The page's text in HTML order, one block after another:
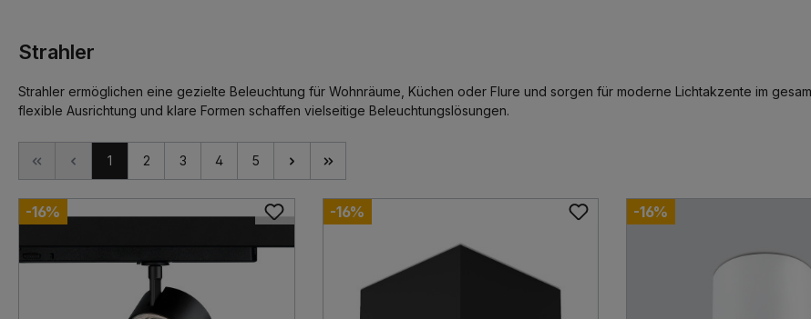
Strahler
Strahler ermöglichen eine gezielte Beleuchtung für Wohnräume, Küchen oder Flure und sorgen für moderne Lichtakzente im
flexible Ausrichtung und klare Formen schaffen vielseitige Beleuchtungslösungen.
1 2 3 4 5
-16% -16% -16%